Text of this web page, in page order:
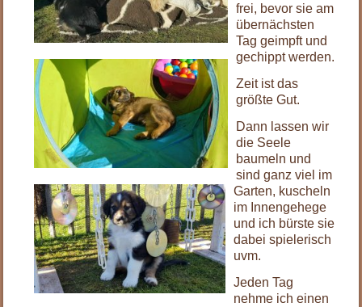
frei, bevor sie am
übernächsten
Tag geimpft und
gechippt werden.
Zeit ist das
größte Gut.
Dann lassen wir
die Seele
baumeln und
sind ganz viel im
Garten, kuscheln
im Innengehege
und ich bürste sie
dabei spielerisch
uvm.
Jeden Tag
nehme ich einen